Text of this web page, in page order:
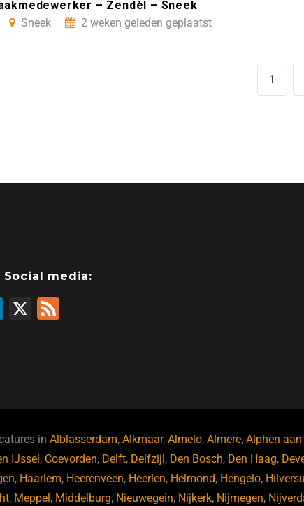
– Zendèl – Sneek
Sneek 2 weken geleden geplaatst
1
media:
Li
X
in Alblasserdam, Alkmaar, Almelo, Almere, Alphen aan
IJssel, Coevorden, Delft, Delfzijl, Den Bosch, Den Haag,
, Haarlem, Heerenveen, Heerlen, Helmond, Hengelo,
, Meppel, Middelburg, Nieuwegein, Nijkerk, Nijmegen,